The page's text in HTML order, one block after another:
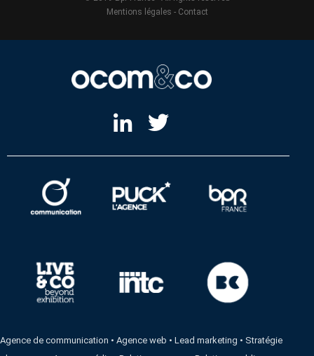
Mentions légales - Contact
Agence de communication •Agence web •Lead marketing • Stratégie